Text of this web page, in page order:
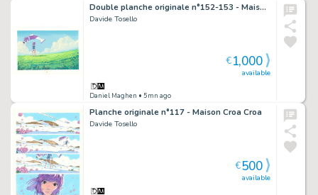
Double planche originale n°152-153 - Maison Croa Croa
Davide Tosello
Daniel Maghen • 5mn ago
available
€1,000
Planche originale n°117 - Maison Croa Croa
Davide Tosello
available
€500